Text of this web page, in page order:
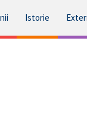
Istorie